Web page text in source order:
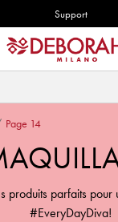
Support
Page 14
produits parfaits pour
#EveryDayDiva!